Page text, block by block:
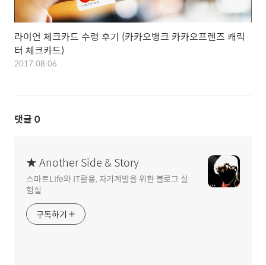
라이언 체크카드 수령 후기 (카카오뱅크 카카오프렌즈 캐릭
터 체크카드)
2017.08.06
댓글 0
★ Another Side & Story
스마트Life와 IT활용, 자기계발을 위한 블로그 실
험실
구독하기